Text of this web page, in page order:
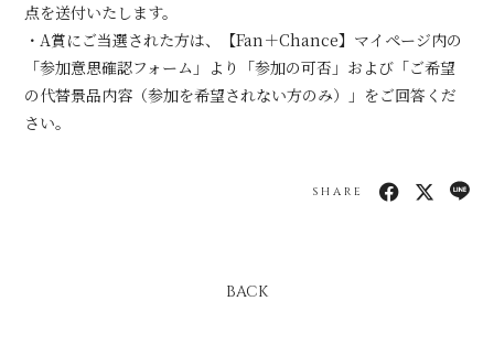
点を送付いたします。
・A賞にご当選された方は、【Fan＋Chance】マイページ内の
「参加意思確認フォーム」より「参加の可否」および「ご希望
の代替景品内容（参加を希望されない方のみ）」をご回答くだ
さい。
SHARE
BACK